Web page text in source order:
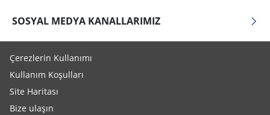
SOSYAL MEDYA KANALLARIMIZ
Çerezlerin Kullanımı
Kullanım Koşulları
Site Haritası
Bize ulaşın